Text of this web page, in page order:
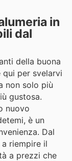
in
dal
della buona
per svelarvi
non solo più
gustosa.
nuovo
è un
Dal
riempire il
a prezzi che